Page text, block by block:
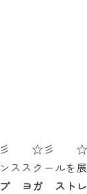
☆彡 ☆
ススクールを
プ ヨガ スト